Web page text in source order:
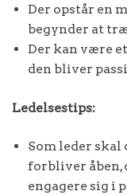
Der opstår en
begynder at
Der kan være
den bliver
Ledelsestips:
Som leder
forbliver åben,
engagere sig i